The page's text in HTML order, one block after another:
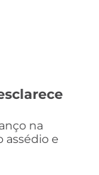
na
assédio e